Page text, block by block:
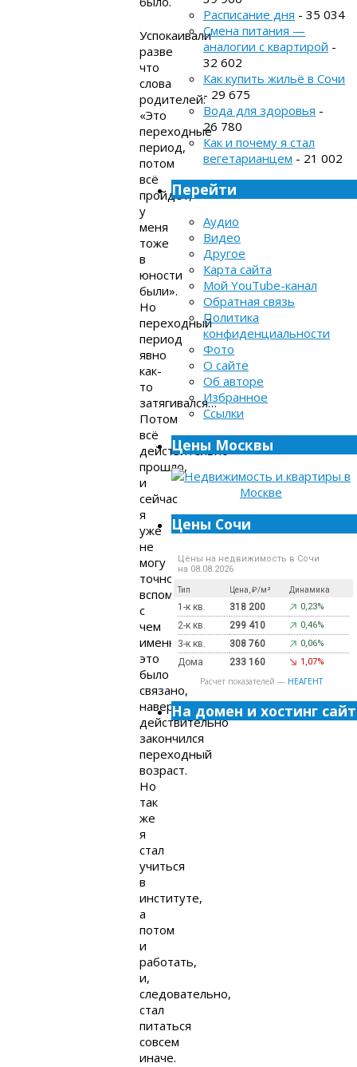
Успокаивали
разве
что
слова
родителей:
«Это
переходные
период,
потом
всё
пройдёт,
у
меня
тоже
в
юности
были».
Но
переходный
период
явно
как-
то
затягивался…
Потом
всё
действительно
прошло,
и
сейчас
я
уже
не
могу
точно
вспомнить,
с
чем
именно
это
было
связано,
наверное,
действительно
закончился
переходный
возраст.
Но
так
же
я
стал
учиться
в
институте,
а
потом
и
работать,
и,
следовательно,
стал
питаться
совсем
иначе.
Расписание дня - 35 034
Смена питания —
аналогии с квартирой -
32 602
Как купить жильё в Сочи
- 29 675
Вода для здоровья -
26 780
Как и почему я стал
вегетарианцем - 21 002
Перейти
Аудио
Видео
Другое
Карта сайта
Мой YouTube-канал
Обратная связь
Политика
конфиденциальности
Фото
О сайте
Об авторе
Избранное
Ссылки
Цены Москвы
Цены Сочи
Цены на недвижимость в Сочи
на 08.08.2026
Тип Цена, ₽/м² Динамика
1-к кв. 318 200 0,23%
2-к кв. 299 410 0,46%
3-к кв. 308 760 0,06%
Дома 233 160 1,07%
Расчет показателей — НЕАГЕНТ
На домен и хостинг